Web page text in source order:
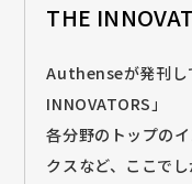
THE
Authenseが発刊し
INNOVATORS」
各分野のトップの
クスなど、ここで